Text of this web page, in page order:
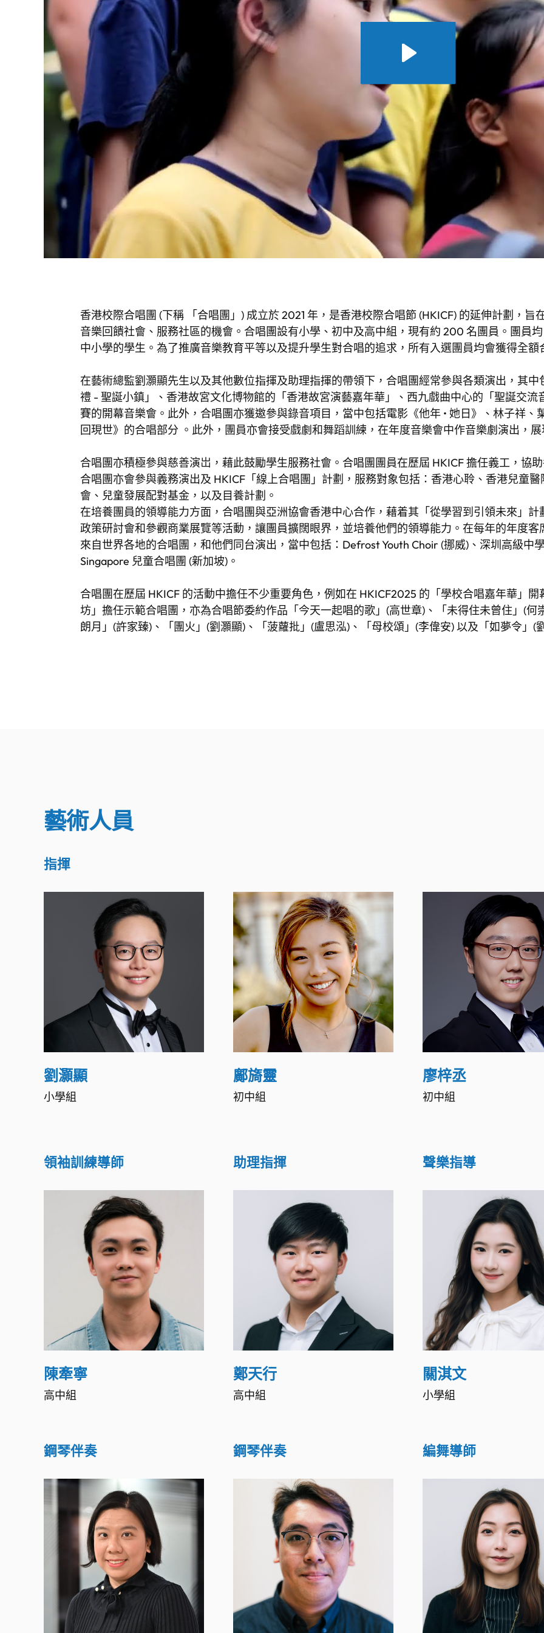
香港校際合唱團 (下稱 「合唱團」) 成立於 2021 年，是香港校際合唱節 (HKICF) 的延伸計劃，
音樂回饋社會、服務社區的機會。合唱團設有小學、初中及高中組，現有約 200 名團員。團員
中小學的學生。為了推廣音樂教育平等以及提升學生對合唱的追求，所有入選團員均會獲得全
在藝術總監劉灝顯先生以及其他數位指揮及助理指揮的帶領下，合唱團經常參與各類演出，其
禮 - 聖誕小鎮」、香港故宮文化博物館的「香港故宮演藝嘉年華」、西九戲曲中心的「聖誕交
賽的開幕音樂會。此外，合唱團亦獲邀參與錄音項目，當中包括電影《他年 • 她日》、林子祥
回現世》的合唱部分 。此外，團員亦會接受戲劇和舞蹈訓練，在年度音樂會中作音樂劇演出，
合唱團亦積極參與慈善演岀，藉此鼓勵學生服務社會。合唱團團員在歷屆 HKICF 擔任義工，協
合唱團亦會參與義務演出及 HKICF「線上合唱團」計劃，服務對象包括：香港心聆、香港兒童
會、兒童發展配對基金，以及目養計劃。
在培養團員的領導能力方面，合唱團與亞洲協會香港中心合作，藉着其「從學習到引領未來」
政策研討會和參觀商業展覽等活動，讓團員擴闊眼界，並培養他們的領導能力。在每年的年度
來自世界各地的合唱團，和他們同台演出，當中包括：Defrost Youth Choir (挪威)、深圳高級中
Singapore 兒童合唱團 (新加坡)。
合唱團在歷屆 HKICF 的活動中擔任不少重要角色，例如在 HKICF2025 的「學校合唱嘉年華」
坊」擔任示範合唱團，亦為合唱節委約作品「今天一起唱的歌」(高世章)、「未得住未曾住」(何
朗月」(許家臻)、「團火」(劉灝顯)、「菠蘿批」(盧思泓)、「母校頌」(李偉安) 以及「如夢令」(
藝術人員
指揮
劉灝顯
小學組
鄺旖靈
初中組
廖梓丞
初中組
領袖訓練導師
陳牽寧
高中組
助理指揮
鄭天行
高中組
聲樂指導
關淇文
小學組
鋼琴伴奏 鋼琴伴奏 編舞導師